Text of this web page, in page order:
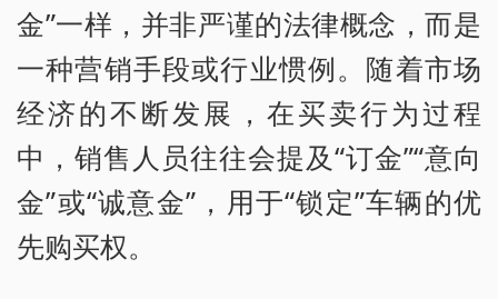
金”一样，并非严谨的法律概念，而是
一种营销手段或行业惯例。随着市场
经济的不断发展，在买卖行为过程
中，销售人员往往会提及“订金”“意向
金”或“诚意金”，用于“锁定”车辆的优
先购买权。